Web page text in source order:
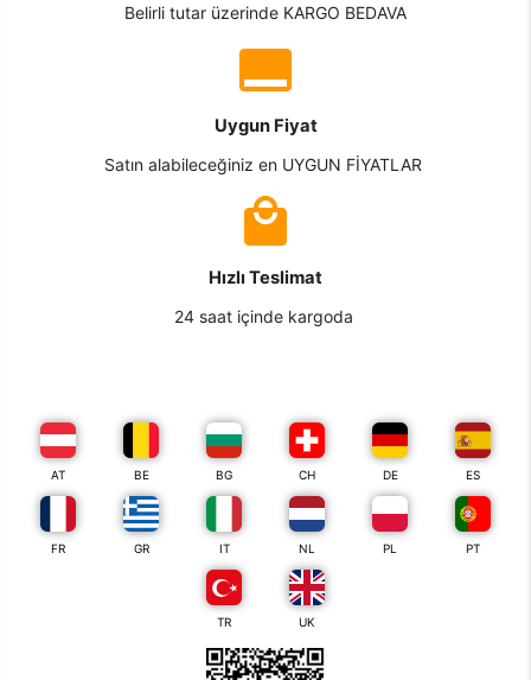
Belirli tutar üzerinde KARGO BEDAVA
Uygun Fiyat
Satın alabileceğiniz en UYGUN FİYATLAR
Hızlı Teslimat
24 saat içinde kargoda
AT BE BG CH DE ES
FR GR IT NL PL PT
TR UK